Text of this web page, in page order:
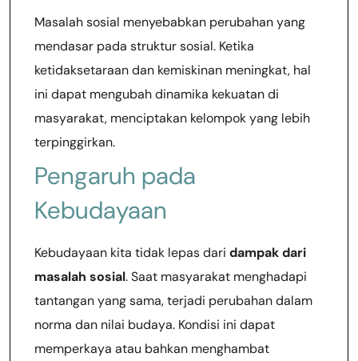
Masalah sosial menyebabkan perubahan yang
mendasar pada struktur sosial. Ketika
ketidaksetaraan dan kemiskinan meningkat, hal
ini dapat mengubah dinamika kekuatan di
masyarakat, menciptakan kelompok yang lebih
terpinggirkan.
Pengaruh pada
Kebudayaan
Kebudayaan kita tidak lepas dari dampak dari
masalah sosial. Saat masyarakat menghadapi
tantangan yang sama, terjadi perubahan dalam
norma dan nilai budaya. Kondisi ini dapat
memperkaya atau bahkan menghambat